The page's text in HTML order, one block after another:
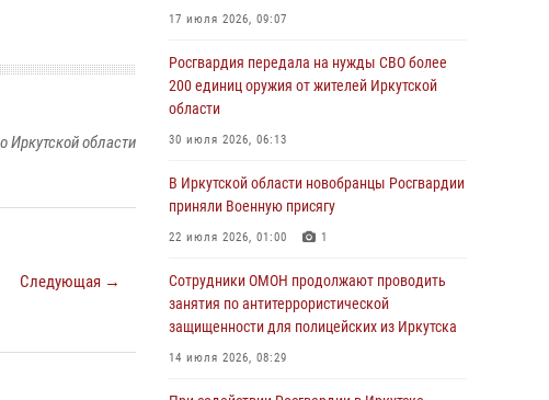
Иркутской области
Следующая →
а не казаться»
04 августа 2026, 07:14 3
03 августа 2026, 04:55
Росгвардия обеспечила безопасность
десантных войск в Иркутской области
03 августа 2026, 03:32
(видео)
17 июля 2026, 09:07
Росгвардия передала на нужды СВО более
200 единиц оружия от жителей Иркутской
области
30 июля 2026, 06:13
В Иркутской области новобранцы Росгвардии
приняли Военную присягу
22 июля 2026, 01:00 1
Сотрудники ОМОН продолжают проводить
занятия по антитеррористической
защищенности для полицейских из Иркутска
14 июля 2026, 08:29